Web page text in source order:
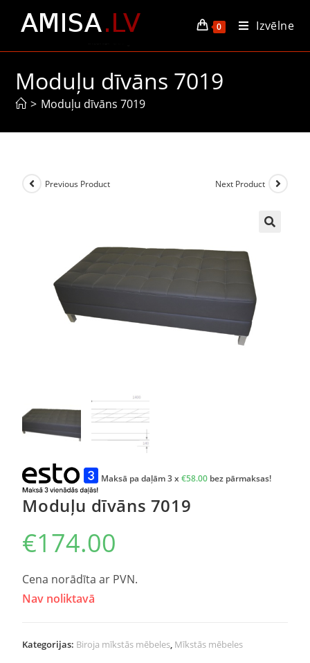
0 Izvēlne
Moduļu dīvāns 7019
> Moduļu dīvāns 7019
Previous Product Next Product
Maksā pa daļām 3 x€58.00 bez pārmaksas!
Moduļu dīvāns 7019
€174.00
Cena norādīta ar PVN.
Nav noliktavā
Kategorijas: Biroja mīkstās mēbeles, Mīkstās mēbeles